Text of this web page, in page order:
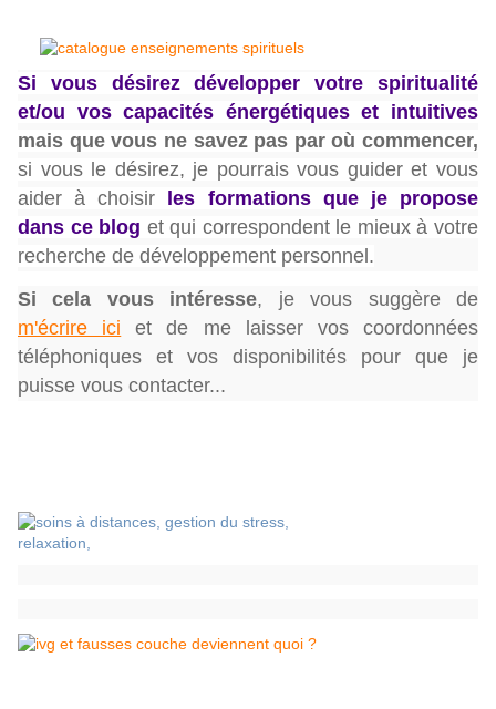
Si vous désirez développer votre spiritualité
et/ou vos capacités énergétiques et intuitives
mais que vous ne savez pas par où commencer,
si vous le désirez, je pourrais vous guider et vous
aider à choisir
les formations que je propose
dans ce blog et qui correspondent le mieux à votre
recherche de développement personnel.
Si cela vous intéresse,
je vous suggère de
m'écrire ici et de me laisser vos coordonnées
téléphoniques et vos disponibilités pour que je
puisse vous contacter...